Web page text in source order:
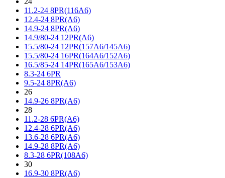
11.2-24 8PR(116A6)
12.4-24 8PR(A6)
14.9-24 8PR(A6)
14.9/80-24 12PR(A6)
15.5/80-24 12PR(157A6/145A6)
15.5/80-24 16PR(164A6/152A6)
16.5/85-24 14PR(165A6/153A6)
8.3-24 6PR
9.5-24 8PR(A6)
26
14.9-26 8PR(A6)
28
11.2-28 6PR(A6)
12.4-28 6PR(A6)
13.6-28 6PR(A6)
14.9-28 8PR(A6)
8.3-28 6PR(108A6)
30
16.9-30 8PR(A6)